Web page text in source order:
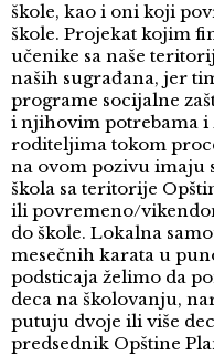
škole, kao i oni koji
škole. Projekat kojim
učenike sa naše
naših sugrađana, jer
programe socijalne
i njihovim potrebama i
roditeljima tokom
na ovom pozivu imaju
škola sa teritorije
ili povremeno/
do škole. Lokalna
mesečnih karata u
podsticaja želimo da
deca na školovanju,
putuju dvoje ili više
predsednik Opštine